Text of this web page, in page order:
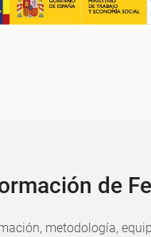
de
metodología,